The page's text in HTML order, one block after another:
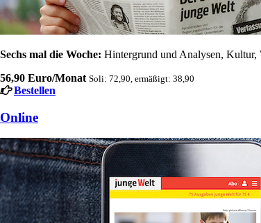
Sechs mal die Woche: Hintergrund und Analysen, Kultur,
56,90 Euro/Monat Soli: 72,90, ermäßigt: 38,90
Bestellen
Online